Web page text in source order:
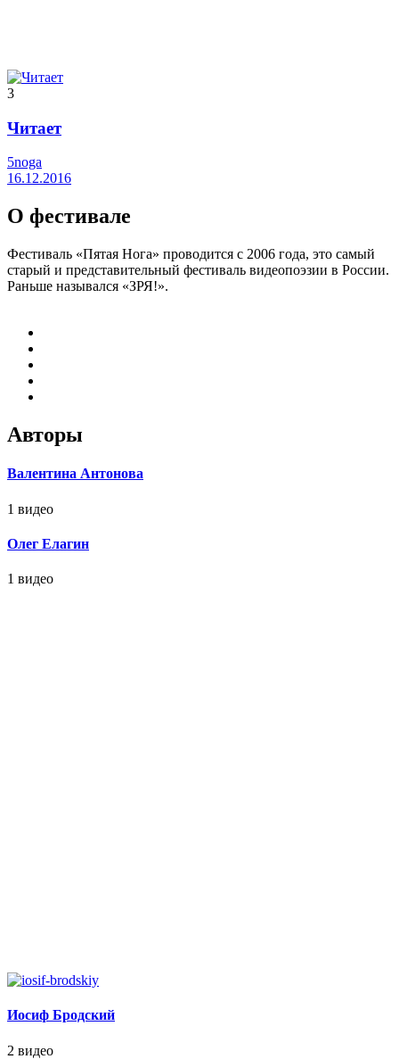
3
Читает
5noga
16.12.2016
О фестивале
Фестиваль «Пятая Нога» проводится с 2006 года, это самый
старый и представительный фестиваль видеопоэзии в России.
Раньше назывался «ЗРЯ!».
Авторы
Валентина Антонова
1 видео
Олег Елагин
1 видео
Иосиф Бродский
2 видео